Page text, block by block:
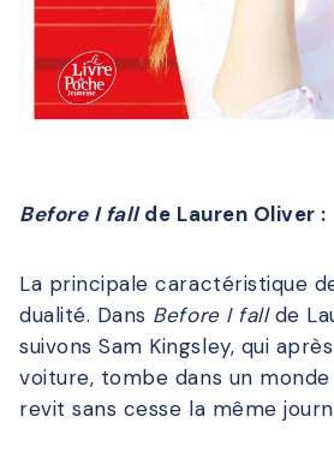
Before I fallde Lauren Oliver :
La principale caractéristique
dualité. Dans Before I fallde
suivons Sam Kingsley, qui
voiture, tombe dans un
revit sans cesse la même